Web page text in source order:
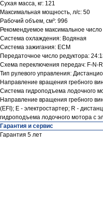
Сухая масса, кг: 121
Максимальная мощность, л/с: 50
Рабочий объем, см³: 996
Рекомендуемое максимальное
Система охлаждения: Водяная
Система зажигания: ECM
Передаточное число редуктора:
Схема переключения передач: F-N-R
Тип рулевого управления:
Направление вращения гребного
Система гидроподъема лодочного
Направление вращения гребного
(EFI); E - электростартер; R -
гидроподъема лодочного мотора с
Гарантия и сервис
Гарантия 5 лет
Контакты